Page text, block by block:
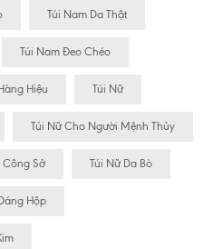
Túi Nam Da Thật
Túi Nam Đeo Chéo
Hiệu Túi Nữ
Túi Nữ Cho Người Mệnh Thủy
Công Sở Túi Nữ Da Bò
Hộp